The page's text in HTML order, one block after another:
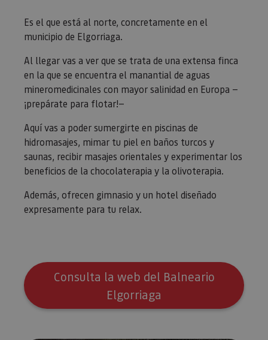
Es el que está al norte, concretamente en el
municipio de Elgorriaga.
Al llegar vas a ver que se trata de una extensa finca
en la que se encuentra el manantial de aguas
mineromedicinales con mayor salinidad en Europa —
¡prepárate para flotar!—
Aquí vas a poder sumergirte en piscinas de
hidromasajes, mimar tu piel en baños turcos y
saunas, recibir masajes orientales y experimentar los
beneficios de la chocolaterapia y la olivoterapia.
Además, ofrecen gimnasio y un hotel diseñado
expresamente para tu relax.
Consulta la web del Balneario
Elgorriaga